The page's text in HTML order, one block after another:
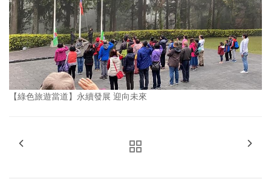
【綠色旅遊當道】永續發展 迎向未來